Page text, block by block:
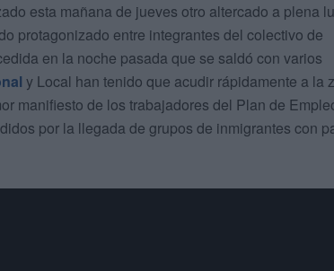
esta mañana de jueves otro altercado a plena
protagonizado entre integrantes del colectivo de
en la noche pasada que se saldó con varios
y Local han tenido que acudir rápidamente a la
manifiesto de los trabajadores del Plan de
por la llegada de grupos de inmigrantes con